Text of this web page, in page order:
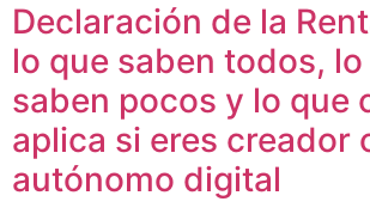
Declaración de la
lo que saben todos,
saben pocos y lo que
aplica si eres creador
autónomo digital